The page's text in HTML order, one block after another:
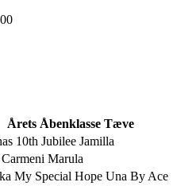
Årets Åbenklasse Tæve
10th Jubilee Jamilla
Marula
My Special Hope Una By Ace